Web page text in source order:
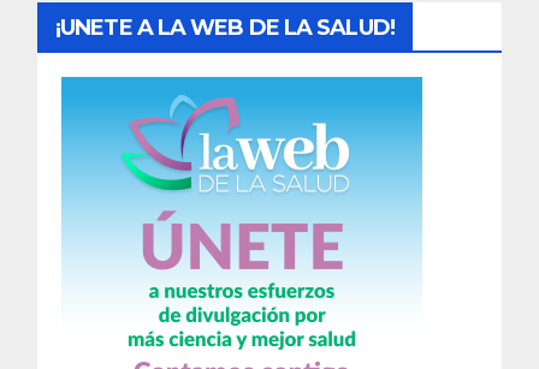
¡UNETE A LA WEB DE LA SALUD!